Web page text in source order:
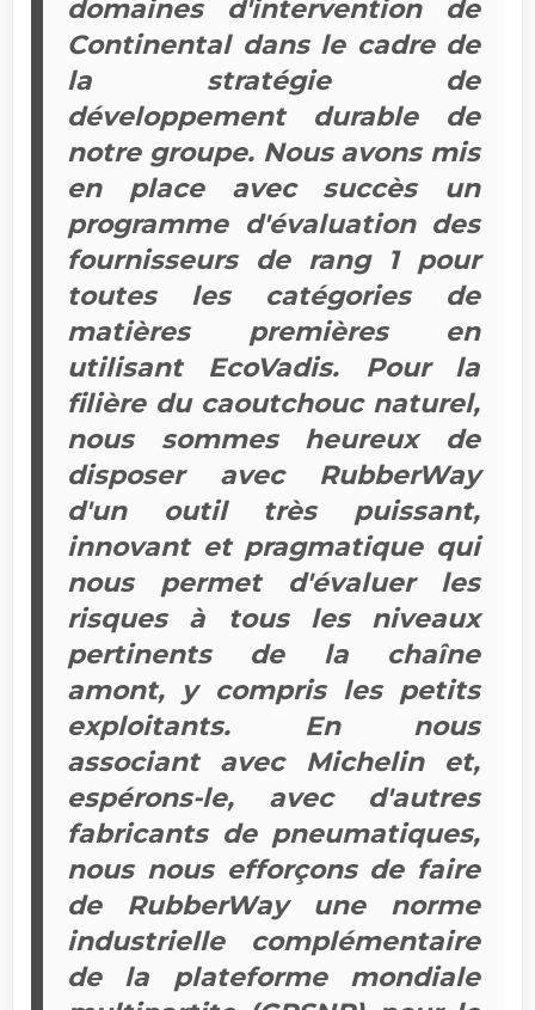
domaines d'intervention de
Continental dans le cadre de
la stratégie de
développement durable de
notre groupe. Nous avons mis
en place avec succès un
programme d'évaluation des
fournisseurs de rang 1 pour
toutes les catégories de
matières premières en
utilisant EcoVadis. Pour la
filière du caoutchouc naturel,
nous sommes heureux de
disposer avec RubberWay
d'un outil très puissant,
innovant et pragmatique qui
nous permet d'évaluer les
risques à tous les niveaux
pertinents de la chaîne
amont, y compris les petits
exploitants. En nous
associant avec Michelin et,
espérons-le, avec d'autres
fabricants de pneumatiques,
nous nous efforçons de faire
de RubberWay une norme
industrielle complémentaire
de la plateforme mondiale